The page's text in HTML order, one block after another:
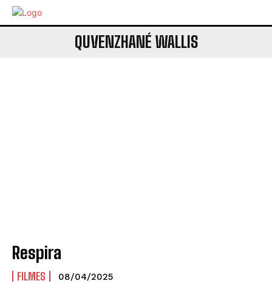
QUVENZHANÉ WALLIS
Respira
FILMES 08/04/2025